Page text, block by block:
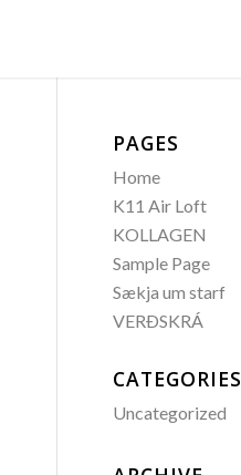
PAGES
Home
K11 Air Loft
KOLLAGEN
Sample Page
Sækja um starf
VERÐSKRÁ
CATEGORIES
Uncategorized